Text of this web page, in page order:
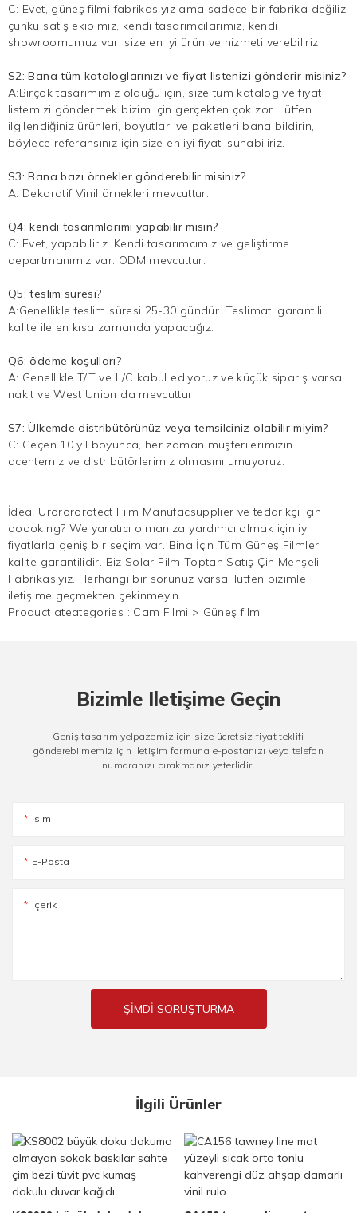
C: Evet, güneş filmi fabrikasıyız ama sadece bir fabrika değiliz,
çünkü satış ekibimiz, kendi tasarımcılarımız, kendi
showroomumuz var, size en iyi ürün ve hizmeti verebiliriz.
S2: Bana tüm kataloglarınızı ve fiyat listenizi gönderir misiniz?
A:Birçok tasarımımız olduğu için, size tüm katalog ve fiyat
listemizi göndermek bizim için gerçekten çok zor. Lütfen
ilgilendiğiniz ürünleri, boyutları ve paketleri bana bildirin,
böylece referansınız için size en iyi fiyatı sunabiliriz.
S3: Bana bazı örnekler gönderebilir misiniz?
A: Dekoratif Vinil örnekleri mevcuttur.
Q4: kendi tasarımlarımı yapabilir misin?
C: Evet, yapabiliriz. Kendi tasarımcımız ve geliştirme
departmanımız var. ODM mevcuttur.
Q5: teslim süresi?
A:Genellikle teslim süresi 25-30 gündür. Teslimatı garantili
kalite ile en kısa zamanda yapacağız.
Q6: ödeme koşulları?
A: Genellikle T/T ve L/C kabul ediyoruz ve küçük sipariş varsa,
nakit ve West Union da mevcuttur.
S7: Ülkemde distribütörünüz veya temsilciniz olabilir miyim?
C: Geçen 10 yıl boyunca, her zaman müşterilerimizin
acentemiz ve distribütörlerimiz olmasını umuyoruz.
İdeal Urorororotect Film Manufacsupplier ve tedarikçi için
ooooking? We yaratıcı olmanıza yardımcı olmak için iyi
fiyatlarla geniş bir seçim var. Bina İçin Tüm Güneş Filmleri
kalite garantilidir. Biz Solar Film Toptan Satış Çin Menşeli
Fabrikasıyız. Herhangi bir sorunuz varsa, lütfen bizimle
iletişime geçmekten çekinmeyin.
Product ateategories : Cam Filmi > Güneş filmi
Bizimle Iletişime Geçin
Geniş tasarım yelpazemiz için size ücretsiz fiyat teklifi
gönderebilmemiz için iletişim formuna e-postanızı veya telefon
numaranızı bırakmanız yeterlidir.
Isim
E-Posta
Içerik
ŞIMDI SORUŞTURMA
İlgili Ürünler